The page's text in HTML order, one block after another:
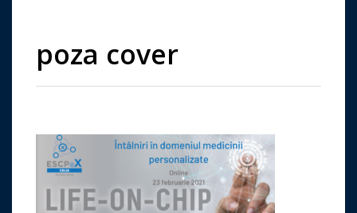
poza cover